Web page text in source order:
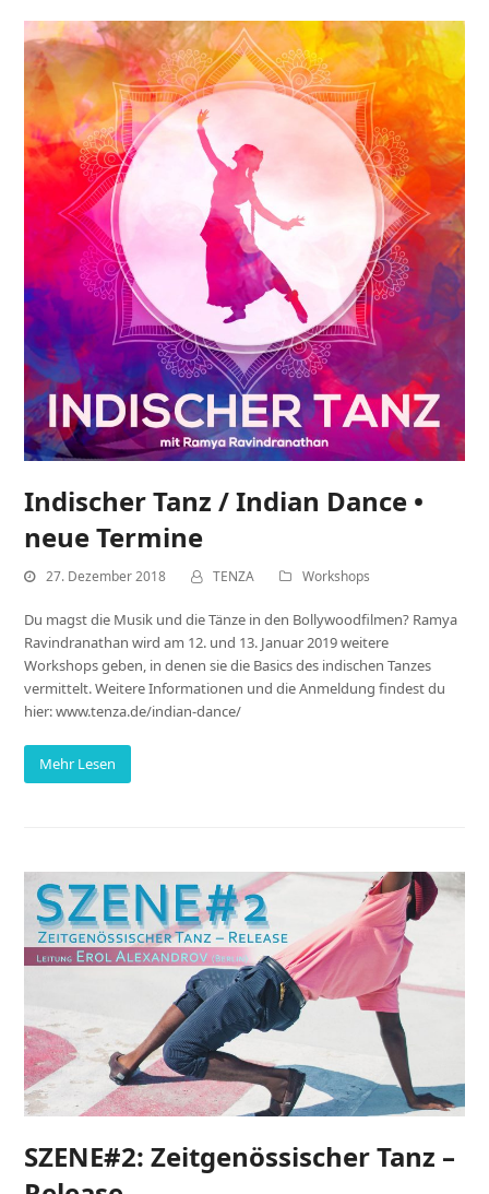
Indischer Tanz / Indian Dance •
neue Termine
27. Dezember 2018 TENZA Workshops
Du magst die Musik und die Tänze in den Bollywoodfilmen? Ramya
Ravindranathan wird am 12. und 13. Januar 2019 weitere
Workshops geben, in denen sie die Basics des indischen Tanzes
vermittelt. Weitere Informationen und die Anmeldung findest du
hier: www.tenza.de/indian-dance/
Mehr Lesen
SZENE#2: Zeitgenössischer Tanz –